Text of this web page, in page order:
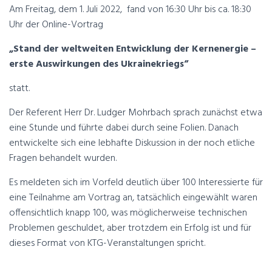
Am Freitag, dem 1. Juli 2022, fand von 16:30 Uhr bis ca. 18:30
Uhr der Online-Vortrag
„Stand der weltweiten Entwicklung der Kernenergie –
erste Auswirkungen des Ukrainekriegs“
statt.
Der Referent Herr Dr. Ludger Mohrbach sprach zunächst etwa
eine Stunde und führte dabei durch seine Folien. Danach
entwickelte sich eine lebhafte Diskussion in der noch etliche
Fragen behandelt wurden.
Es meldeten sich im Vorfeld deutlich über 100 Interessierte für
eine Teilnahme am Vortrag an, tatsächlich eingewählt waren
offensichtlich knapp 100, was möglicherweise technischen
Problemen geschuldet, aber trotzdem ein Erfolg ist und für
dieses Format von KTG-Veranstaltungen spricht.